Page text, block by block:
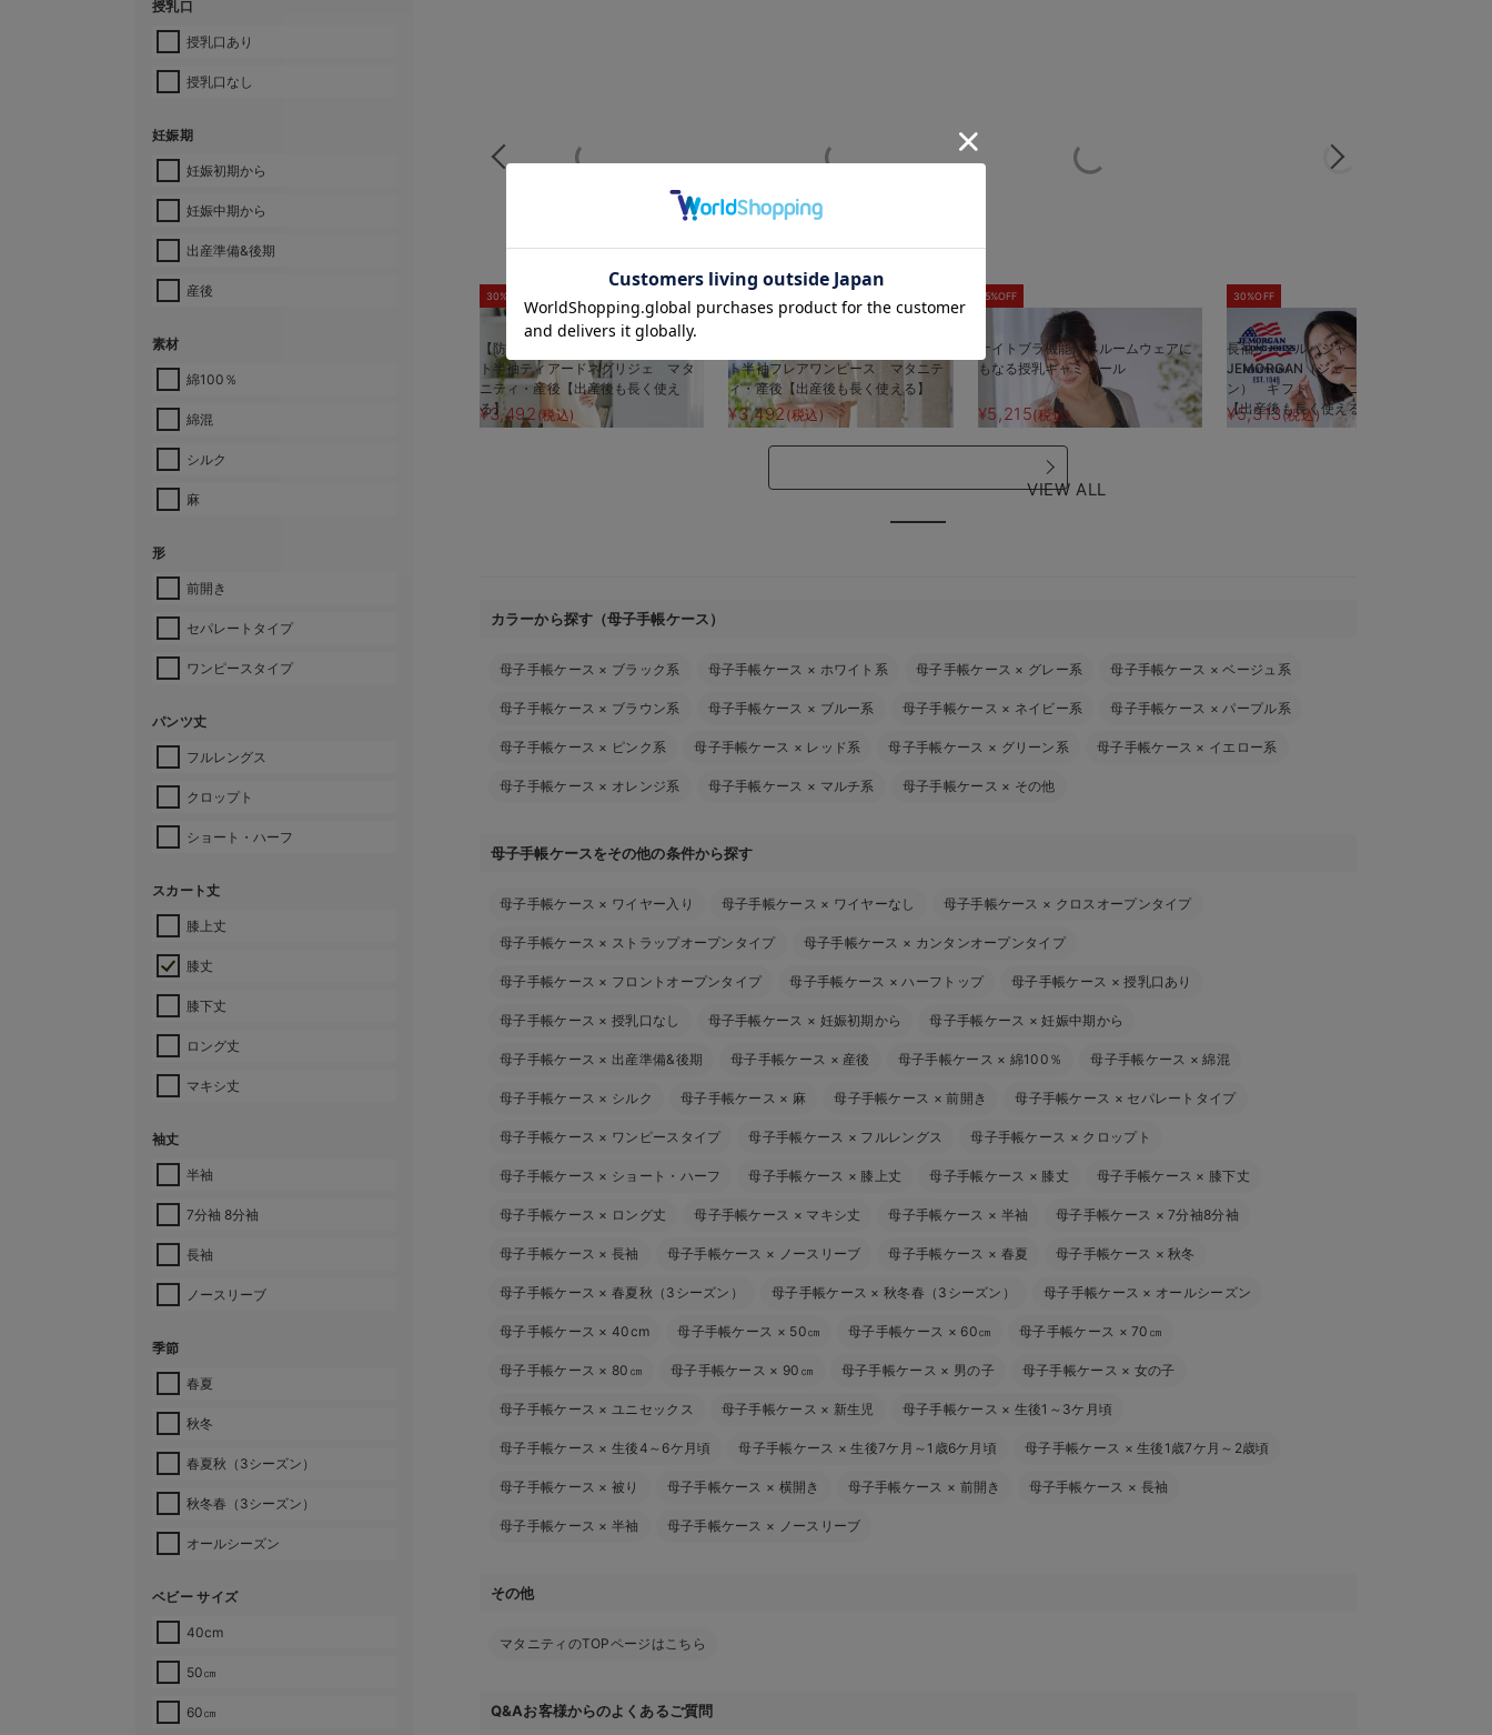
授乳口
授乳口あり
授乳口なし
妊娠期
妊娠初期から
妊娠中期から
出産準備&後期
産後
素材
綿100％
綿混
シルク
麻
形
前開き
セパレートタイプ
ワンピースタイプ
パンツ丈
フルレングス
クロップト
ショート・ハーフ
スカート丈
膝上丈
膝丈
膝下丈
ロング丈
マキシ丈
袖丈
半袖
7分袖 8分袖
長袖
ノースリーブ
季節
春夏
秋冬
春夏秋（3シーズン）
秋冬春（3シーズン）
オールシーズン
ベビー サイズ
40cm
50㎝
60㎝
30%OFF
【防汚加工】綿混やわらかスウェッ
ト半袖ティアードネグリジェ マタ
ニティ・産後【出産後も長く使え
る】
¥3,492 (税込)
ト半袖フレアワンピース マタニテ
ィ・産後【出産後も長く使える】
¥3,492(税込)
5%OFF
ナイトブラ機能付 ルームウェアに
もなる授乳キャミソール
¥5,215(税込)
30%OFF
長袖サーマルパジャマ3点セット
JEMORGAN（ジェーイーモーガ
ン） ギフト マタニティ・産後
【出産後も長く使える】
¥5,313 (税込)
VIEW ALL
カラーから探す（母子手帳ケース）
母子手帳ケース × ブラック系 母子手帳ケース × ホワイト系 母子手帳ケース × グレー系 母子手帳ケース ×ベージュ系
母子手帳ケース × ブラウン系 母子手帳ケース × ブルー系 母子手帳ケース × ネイビー系 母子手帳ケース ×パープル系
母子手帳ケース × ピンク系 母子手帳ケース × レッド系 母子手帳ケース × グリーン系 母子手帳ケース × イエロー系
母子手帳ケース × オレンジ系 母子手帳ケース × マルチ系 母子手帳ケース × その他
母子手帳ケースをその他の条件から探す
母子手帳ケース × ワイヤー入り 母子手帳ケース × ワイヤーなし 母子手帳ケース × クロスオープンタイプ
母子手帳ケース × ストラップオープンタイプ 母子手帳ケース × カンタンオープンタイプ
母子手帳ケース × フロントオープンタイプ 母子手帳ケース ×ハーフトップ 母子手帳ケース ×授乳口あり
母子手帳ケース ×授乳口なし 母子手帳ケース × 妊娠初期から 母子手帳ケース ×妊娠中期から
母子手帳ケース × 出産準備&後期 母子手帳ケース × 産後 母子手帳ケース × 綿100％ 母子手帳ケース ×綿混
母子手帳ケース × シルク 母子手帳ケース × 麻 母子手帳ケース ×前開き 母子手帳ケース × セパレートタイプ
母子手帳ケース × ワンピースタイプ 母子手帳ケース × フルレングス 母子手帳ケース × クロップト
母子手帳ケース × ショート・ハーフ 母子手帳ケース × 膝上丈 母子手帳ケース × 膝丈 母子手帳ケース × 膝下丈
母子手帳ケース × ロング丈 母子手帳ケース × マキシ丈 母子手帳ケース × 半袖 母子手帳ケース ×7分袖8分袖
母子手帳ケース ×長袖 母子手帳ケース × ノースリーブ 母子手帳ケース × 春夏 母子手帳ケース ×秋冬
母子手帳ケース ×春夏秋（3シーズン） 母子手帳ケース ×秋冬春（3シーズン） 母子手帳ケース × オールシーズン
母子手帳ケース ×40cm 母子手帳ケース × 50㎝ 母子手帳ケース × 60㎝ 母子手帳ケース ×70㎝
母子手帳ケース × 80㎝ 母子手帳ケース × 90㎝ 母子手帳ケース × 男の子 母子手帳ケース × 女の子
母子手帳ケース ×ユニセックス 母子手帳ケース × 新生児 母子手帳ケース × 生後1～3ケ月頃
母子手帳ケース ×生後4～6ケ月頃 母子手帳ケース ×生後7ケ月～1歳6ケ月頃 母子手帳ケース ×生後1歳7ケ月～2歳頃
母子手帳ケース ×被り 母子手帳ケース × 横開き 母子手帳ケース × 前開き 母子手帳ケース × 長袖
母子手帳ケース ×半袖 母子手帳ケース × ノースリーブ
その他
マタニティのTOPページはこちら
Q&Aお客様からのよくあるご質問
お気に入り商品を確認する